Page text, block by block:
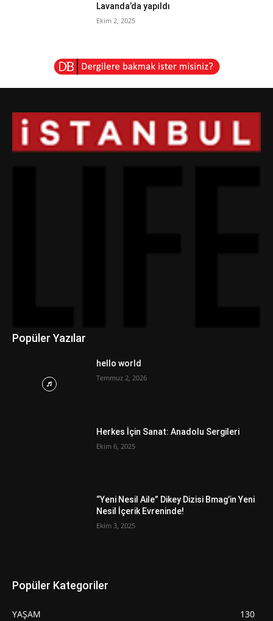
Lavanda’da yapıldı
Ekim 2, 2025
Popüler Yazılar
hello world
Temmuz 2, 2026
Herkes İçin Sanat: Anadolu Sergileri
Ekim 6, 2025
“Yeni Nesil Aile” Dikey Dizisi Bmag’in Yeni
Nesil İçerik Evreninde!
Ekim 3, 2025
Popüler Kategoriler
YAŞAM 130